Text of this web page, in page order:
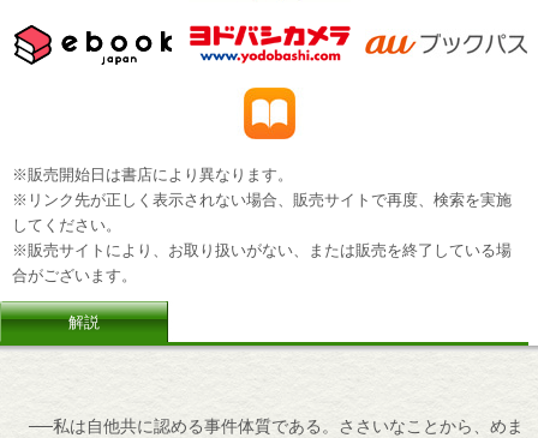
※販売開始日は書店により異なります。
※リンク先が正しく表示されない場合、販売サイトで再度、検索を実施
してください。
※販売サイトにより、お取り扱いがない、または販売を終了している場
合がございます。
解説
──私は自他共に認める事件体質である。ささいなことから、めま